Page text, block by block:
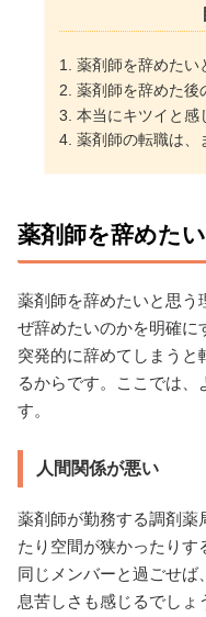
薬剤師を辞めたい
薬剤師を辞めた後
本当にキツイと感
薬剤師の転職は、
薬剤師を辞めた
薬剤師を辞めたいと思う
ぜ辞めたいのかを明確に
突発的に辞めてしまうと
るからです。ここでは、
す。
人間関係が悪い
薬剤師が勤務する調剤薬
たり空間が狭かったりす
同じメンバーと過ごせば
息苦しさも感じるでしょ